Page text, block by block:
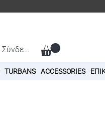
Σύνδεση
TURBANS ACCESSORIES